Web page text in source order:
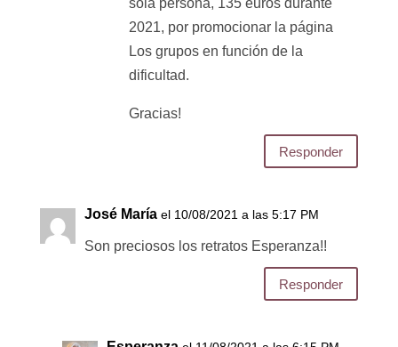
sola persona, 135 euros durante
2021, por promocionar la página
Los grupos en función de la
dificultad.
Gracias!
Responder
José María el 10/08/2021 a las 5:17 PM
Son preciosos los retratos Esperanza!!
Responder